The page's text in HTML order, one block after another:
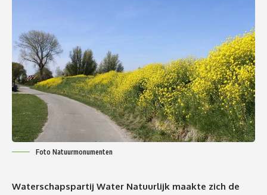
Foto Natuurmonumenten
Waterschapspartij Water Natuurlijk maakte zich de